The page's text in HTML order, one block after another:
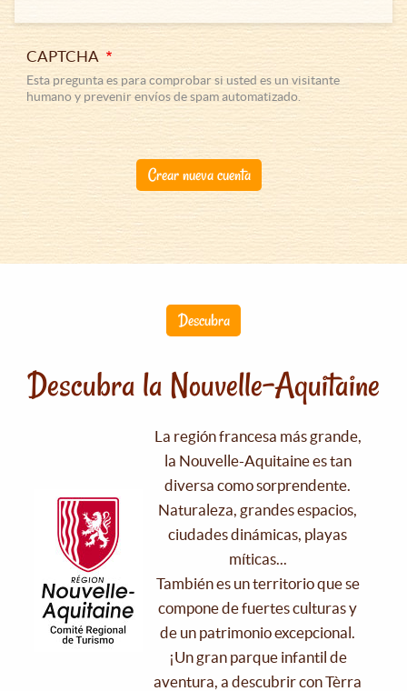
CAPTCHA
Esta pregunta es para comprobar si usted es un visitante
humano y prevenir envíos de spam automatizado.
Crear nueva cuenta
Descubra
Descubra la Nouvelle-Aquitaine
La región francesa más grande,
la Nouvelle-Aquitaine es tan
diversa como sorprendente.
Naturaleza, grandes espacios,
ciudades dinámicas, playas
míticas...
También es un territorio que se
compone de fuertes culturas y
de un patrimonio excepcional.
¡Un gran parque infantil de
aventura, a descubrir con Tèrra